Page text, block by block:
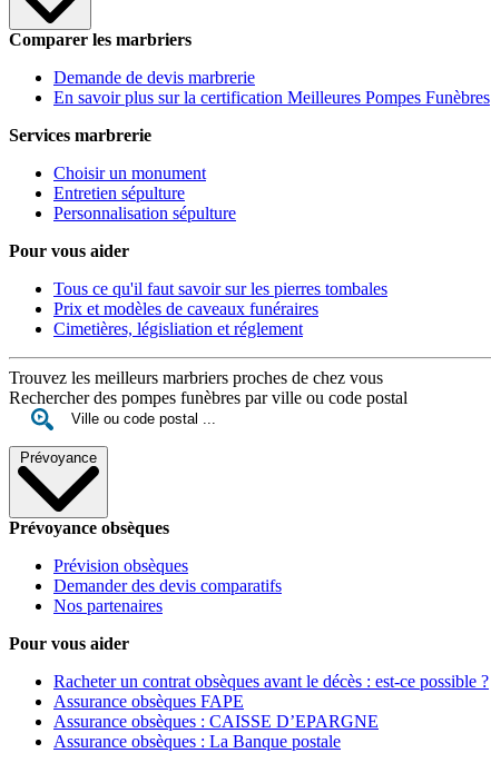
Comparer les marbriers
Demande de devis marbrerie
En savoir plus sur la certification Meilleures Pompes Funèbres
Services marbrerie
Choisir un monument
Entretien sépulture
Personnalisation sépulture
Pour vous aider
Tous ce qu'il faut savoir sur les pierres tombales
Prix et modèles de caveaux funéraires
Cimetières, législiation et réglement
Trouvez les meilleurs marbriers proches de chez vous
Rechercher des pompes funèbres par ville ou code postal
Prévoyance
Prévoyance obsèques
Prévision obsèques
Demander des devis comparatifs
Nos partenaires
Pour vous aider
Racheter un contrat obsèques avant le décès : est-ce possible ?
Assurance obsèques FAPE
Assurance obsèques : CAISSE D’EPARGNE
Assurance obsèques : La Banque postale